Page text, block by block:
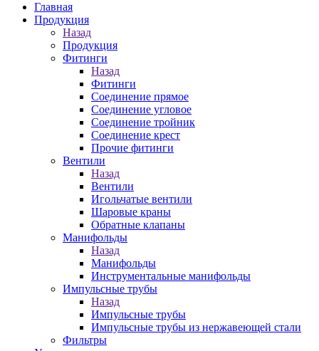
Главная
Продукция
Назад
Продукция
Фитинги
Назад
Фитинги
Соединение прямое
Соединение угловое
Соединение тройник
Соединение крест
Прочие фитинги
Вентили
Назад
Вентили
Игольчатые вентили
Шаровые краны
Обратные клапаны
Манифольды
Назад
Манифольды
Инструментальные манифольды
Импульсные трубы
Назад
Импульсные трубы
Импульсные трубы из нержавеющей стали
Фильтры